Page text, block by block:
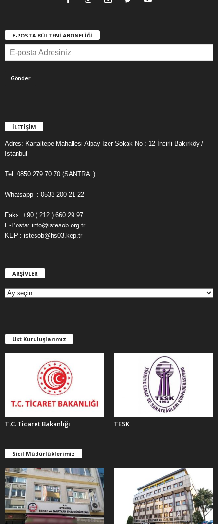
E-POSTA BÜLTENİ ABONELİĞİ
İLETİŞİM
Adres: Kartaltepe Mahallesi Alpay İzer Sokak No : 12 İncirli Bakırköy /
İstanbul
Tel: 0850 279 70 70 (SANTRAL)
Whatsapp : 0533 200 21 22
Faks: +90 ( 212 ) 660 29 97
E-Posta: info@istesob.org.tr
KEP : istesob@hs03.kep.tr
ARŞİVLER
E
R
Üst Kuruluşlarımız
T.C. Ticaret Bakanlığı TESK
Sicil Müdürlüklerimiz